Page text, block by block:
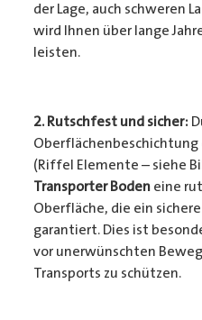
der Lage, auch schweren
wird Ihnen über lange
leisten.
2. Rutschfest und sicher:
Oberflächenbeschichtung
(Riffel Elemente – siehe
Transporter Bodeneine
Oberfläche, die ein
garantiert. Dies ist
vor unerwünschten
Transports zu schützen.